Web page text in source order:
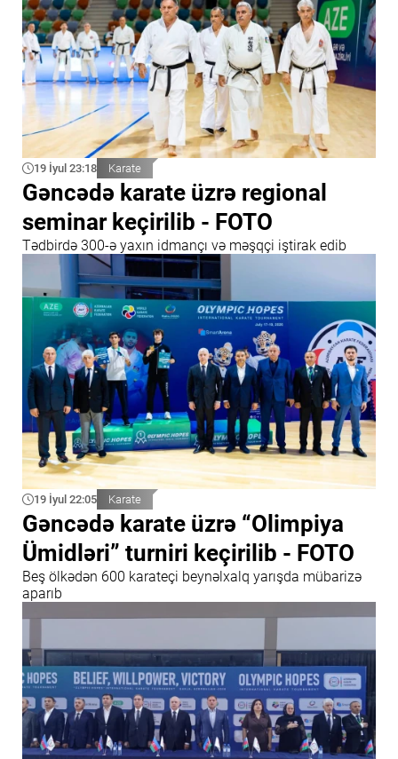
19 İyul 23:18 Karate
Gəncədə karate üzrə regional
seminar keçirilib - FOTO
Tədbirdə 300-ə yaxın idmançı və məşqçi iştirak edib
19 İyul 22:05 Karate
Gəncədə karate üzrə “Olimpiya
Ümidləri” turniri keçirilib - FOTO
Beş ölkədən 600 karateçi beynəlxalq yarışda mübarizə
aparıb